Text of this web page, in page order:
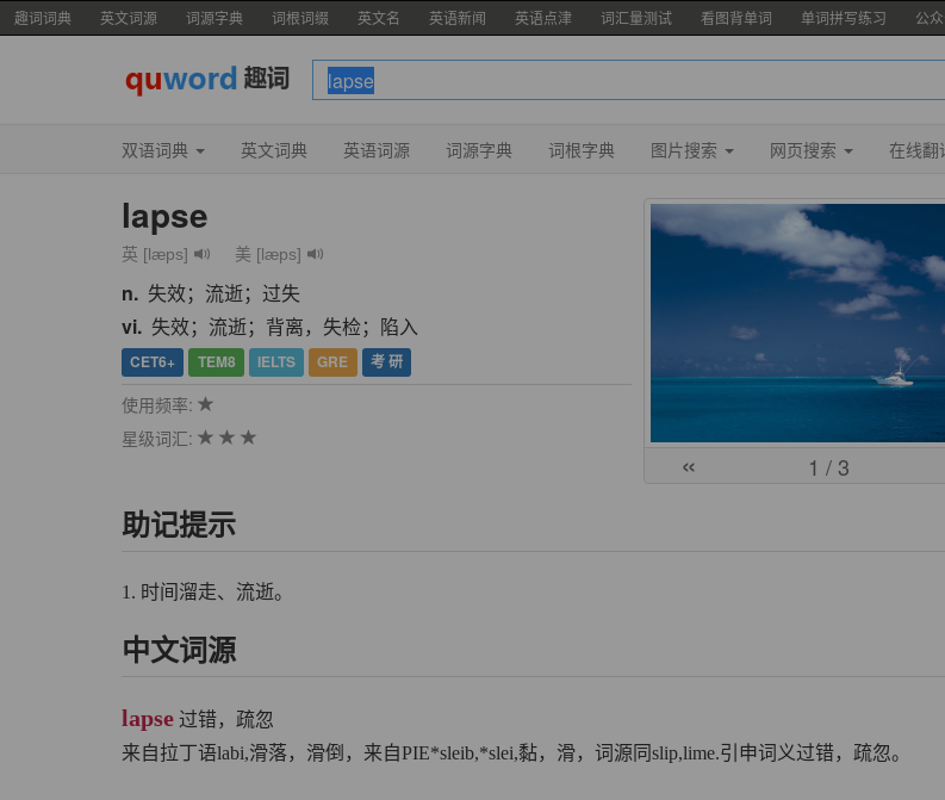
趣词词典 英文词源 词源字典 词根词缀 英文名 英语新闻 英语点津 词汇量测试 看图背单词 单词拼写练习 公
双语词典 英文词典 英语词源 词源字典 词根字典 图片搜索 网页搜索 在线翻
lapse
英 [læps] 美 [læps]
n. 失效；流逝；过失
vi. 失效；流逝；背离，失检；陷入
CET6+ TEM8 IELTS GRE 考 研
使用频率:
星级词汇:
« 1 / 3
助记提示
1. 时间溜走、流逝。
中文词源
lapse 过错，疏忽
来自拉丁语labi,滑落，滑倒，来自PIE*sleib,*slei,黏，滑，词源同slip,lime.引申词义过错，疏忽。